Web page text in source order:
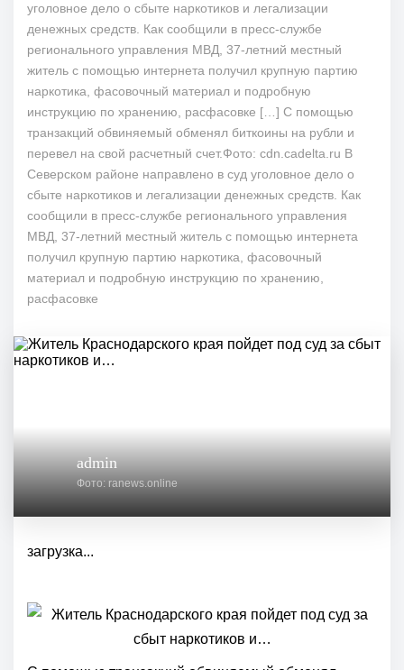
уголовное дело о сбыте наркотиков и легализации
денежных средств. Как сообщили в пресс-службе
регионального управления МВД, 37-летний местный
житель с помощью интернета получил крупную партию
наркотика, фасовочный материал и подробную
инструкцию по хранению, расфасовке […] С помощью
транзакций обвиняемый обменял биткоины на рубли и
перевел на свой расчетный счет.Фото: cdn.cadelta.ru В
Северском районе направлено в суд уголовное дело о
сбыте наркотиков и легализации денежных средств. Как
сообщили в пресс-службе регионального управления
МВД, 37-летний местный житель с помощью интернета
получил крупную партию наркотика, фасовочный
материал и подробную инструкцию по хранению,
расфасовке
admin
Фото: ranews.online
загрузка...